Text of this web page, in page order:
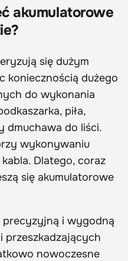
akumulatorowe
się dużym
koniecznością dużego
do wykonania
piła,
dmuchawa do liści.
wykonywaniu
Dlatego, coraz
się akumulatorowe
i wygodną
przeszkadzających
nowoczesne